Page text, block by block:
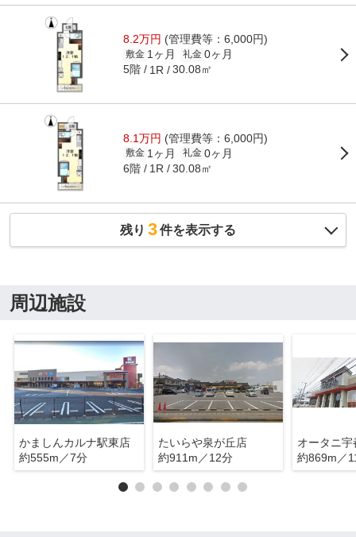
8.2万円 (管理費等：6,000円)
敷金 1ヶ月 礼金 0ヶ月
5階 1R 30.08㎡
8.1万円 (管理費等：6,000円)
敷金 1ヶ月 礼金 0ヶ月
6階 1R 30.08㎡
残り 3件を表示する
周辺施設
かましんカルナ駅東店
約555m／7分
たいらや泉が丘店
約911m／12分
オータニ
約869m／